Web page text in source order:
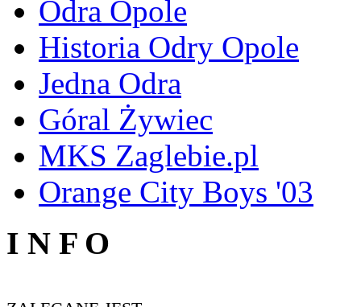
Odra Opole
Historia Odry Opole
Jedna Odra
Góral Żywiec
MKS Zaglebie.pl
Orange City Boys '03
I N F O